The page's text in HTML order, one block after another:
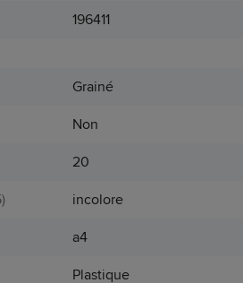
196411
Grainé
Non
20
incolore
a4
Plastique